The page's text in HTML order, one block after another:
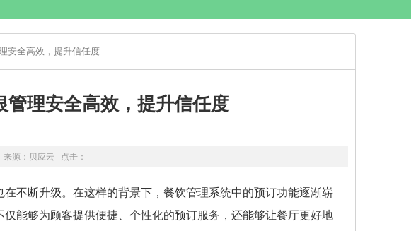
安全高效，提升信任度
管理安全高效，提升信任度
源： 贝应云 点击：
不断升级。在这样的背景下，餐饮管理系统中的预订功能逐渐崭
能够为顾客提供便捷、个性化的预订服务，还能够让餐厅更好地